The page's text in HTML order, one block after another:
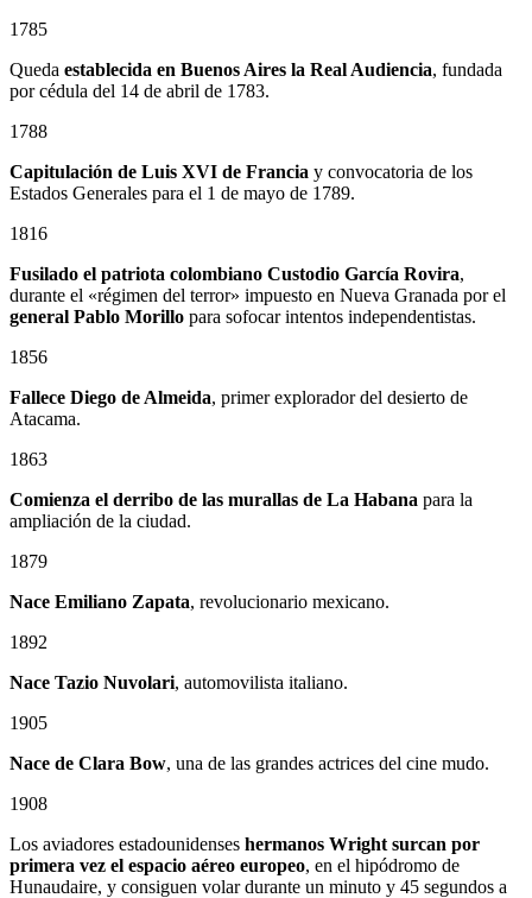
1785
Queda establecida en Buenos Aires la Real Audiencia, fundada
por cédula del 14 de abril de 1783.
1788
Capitulación de Luis XVI de Francia y convocatoria de los
Estados Generales para el 1 de mayo de 1789.
1816
Fusilado el patriota colombiano Custodio García Rovira,
durante el «régimen del terror» impuesto en Nueva Granada por el
general Pablo Morillo para sofocar intentos independentistas.
1856
Fallece Diego de Almeida, primer explorador del desierto de
Atacama.
1863
Comienza el derribo de las murallas de La Habana para la
ampliación de la ciudad.
1879
Nace Emiliano Zapata, revolucionario mexicano.
1892
Nace Tazio Nuvolari, automovilista italiano.
1905
Nace de Clara Bow, una de las grandes actrices del cine mudo.
1908
Los aviadores estadounidenses hermanos Wright surcan por
primera vez el espacio aéreo europeo, en el hipódromo de
Hunaudaire, y consiguen volar durante un minuto y 45 segundos a